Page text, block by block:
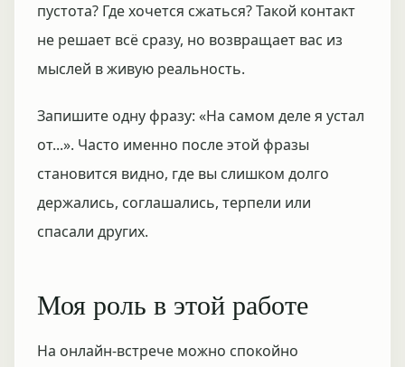
пустота? Где хочется сжаться? Такой контакт
не решает всё сразу, но возвращает вас из
мыслей в живую реальность.
Запишите одну фразу: «На самом деле я устал
от...». Часто именно после этой фразы
становится видно, где вы слишком долго
держались, соглашались, терпели или
спасали других.
Моя роль в этой работе
На онлайн-встрече можно спокойно